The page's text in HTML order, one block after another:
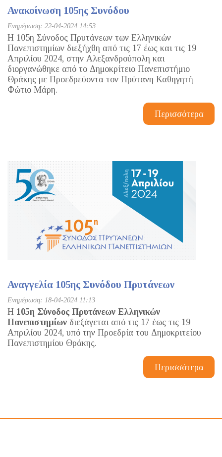
Ανακοίνωση 105ης Συνόδου
Ενημέρωση: 22-04-2024 14:53
Η 105η Σύνοδος Πρυτάνεων των Ελληνικών
Πανεπιστημίων διεξήχθη από τις 17 έως και τις 19
Απριλίου 2024, στην Αλεξανδρούπολη και
διοργανώθηκε από το Δημοκρίτειο Πανεπιστήμιο
Θράκης με Προεδρεύοντα τον Πρύτανη Καθηγητή
Φώτιο Μάρη.
Περισσότερα
Αναγγελία 105ης Συνόδου Πρυτάνεων
Ενημέρωση: 18-04-2024 11:13
Η 105η Σύνοδος Πρυτάνεων Ελληνικών
Πανεπιστημίων διεξάγεται από τις 17 έως τις 19
Απριλίου 2024, υπό την Προεδρία του Δημοκριτείου
Πανεπιστημίου Θράκης.
Περισσότερα